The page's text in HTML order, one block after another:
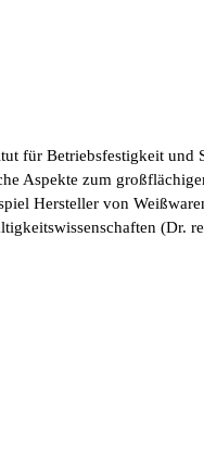
für Betriebsfestigkeit
Aspekte zum
Hersteller von
(Dr.